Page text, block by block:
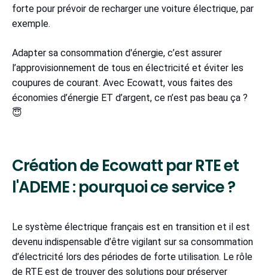
forte pour prévoir de recharger une voiture électrique, par
exemple.
Adapter sa consommation d'énergie, c’est assurer
l’approvisionnement de tous en électricité et éviter les
coupures de courant. Avec Ecowatt, vous faites des
économies d’énergie ET d’argent, ce n’est pas beau ça ?
😇
Création de Ecowatt par RTE et
l'ADEME : pourquoi ce service ?
Le système électrique français est en transition et il est
devenu indispensable d’être vigilant sur sa consommation
d’électricité lors des périodes de forte utilisation. Le rôle
de RTE est de trouver des solutions pour préserver